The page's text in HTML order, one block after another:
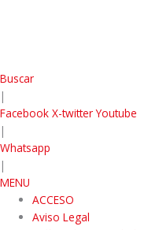
Buscar
|
Facebook X-twitter Youtube
|
Whatsapp
|
MENU
ACCESO
Aviso Legal